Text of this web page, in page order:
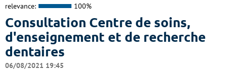
relevance: 100%
Consultation Centre de soins,
d'enseignement et de recherche
dentaires
06/08/2021 19:45